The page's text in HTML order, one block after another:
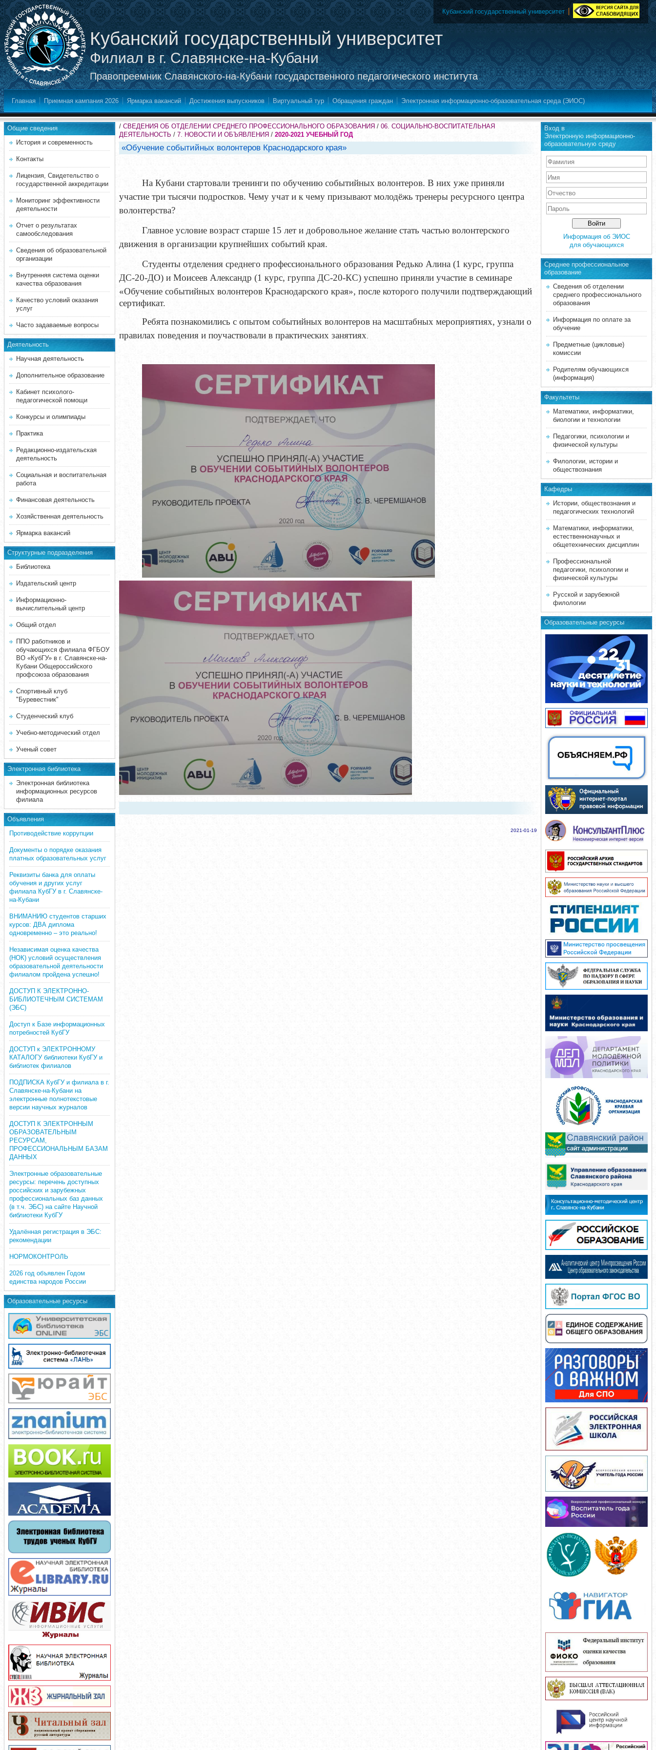
Кубанский государственный университет
Филиал в г. Славянске-на-Кубани
Правопреемник Славянского-на-Кубани государственного педагогического института
Кубанский государственный университет
Главная Приемная кампания 2026 Ярмарка вакансий Достижения выпускников Виртуальный тур Обращения граждан Электронная информационно-образовательная среда (ЭИОС)
Общие сведения
История и современность
Контакты
Лицензия, Свидетельство о
государственной аккредитации
Мониторинг эффективности
деятельности
Отчет о результатах
самообследования
Сведения об образовательной
организации
Внутренняя система оценки
качества образования
Качество условий оказания
услуг
Часто задаваемые вопросы
Деятельность
Научная деятельность
Дополнительное образование
Кабинет психолого-
педагогической помощи
Конкурсы и олимпиады
Практика
Редакционно-издательская
деятельность
Социальная и воспитательная
работа
Финансовая деятельность
Хозяйственная деятельность
Ярмарка вакансий
Структурные подразделения
Библиотека
Издательский центр
Информационно-
вычислительный центр
Общий отдел
ППО работников и
обучающихся филиала ФГБОУ
ВО «КубГУ» в г. Славянске-на-
Кубани Общероссийского
профсоюза образования
Спортивный клуб
"Буревестник"
Студенческий клуб
Учебно-методический отдел
Ученый совет
Электронная библиотека
Электронная библиотека
информационных ресурсов
филиала
Объявления
Противодействие коррупции
Документы о порядке оказания
платных образовательных услуг
Реквизиты банка для оплаты
обучения и других услуг
филиала КубГУ в г. Славянске-
на-Кубани
ВНИМАНИЮ студентов старших
курсов: ДВА диплома
одновременно – это реально!
Независимая оценка качества
(НОК) условий осуществления
образовательной деятельности
филиалом пройдена успешно!
ДОСТУП К ЭЛЕКТРОННО-
БИБЛИОТЕЧНЫМ СИСТЕМАМ
(ЭБС)
Доступ к Базе информационных
потребностей КубГУ
ДОСТУП к ЭЛЕКТРОННОМУ
КАТАЛОГУ библиотеки КубГУ и
библиотек филиалов
ПОДПИСКА КубГУ и филиала в г.
Славянске-на-Кубани на
электронные полнотекстовые
версии научных журналов
ДОСТУП К ЭЛЕКТРОННЫМ
ОБРАЗОВАТЕЛЬНЫМ
РЕСУРСАМ,
ПРОФЕССИОНАЛЬНЫМ БАЗАМ
ДАННЫХ
Электронные образовательные
ресурсы: перечень доступных
российских и зарубежных
профессиональных баз данных
(в т.ч. ЭБС) на сайте Научной
библиотеки КубГУ
Удалённая регистрация в ЭБС:
рекомендации
НОРМОКОНТРОЛЬ
2026 год объявлен Годом
единства народов России
Образовательные ресурсы
/ СВЕДЕНИЯ ОБ ОТДЕЛЕНИИ СРЕДНЕГО ПРОФЕССИОНАЛЬНОГО ОБРАЗОВАНИЯ / 06. СОЦИАЛЬНО-ВОСПИТАТЕЛЬНАЯ
ДЕЯТЕЛЬНОСТЬ / 7. НОВОСТИ И ОБЪЯВЛЕНИЯ / 2020-2021 УЧЕБНЫЙ ГОД
«Обучение событийных волонтеров Краснодарского края»
На Кубани стартовали тренинги по обучению событийных волонтеров. В них уже приняли
участие три тысячи подростков. Чему учат и к чему призывают молодёжь тренеры ресурсного центра
волонтерства?
Главное условие возраст старше 15 лет и добровольное желание стать частью волонтерского
движения в организации крупнейших событий края.
Студенты отделения среднего профессионального образования Редько Алина (1 курс, группа
ДС-20-ДО) и Моисеев Александр (1 курс, группа ДС-20-КС) успешно приняли участие в семинаре
«Обучение событийных волонтеров Краснодарского края», после которого получили подтверждающий
сертификат.
Ребятапознакомились с опытом событийных волонтеров на масштабных мероприятиях, узнали о
правилах поведения и поучаствовали в практических занятиях
2021-01-19
Вход в
Электронную информационно-
образовательную среду
Информация об ЭИОС
для обучающихся
Среднее професcиональное
образование
Сведения об отделении
среднего профессионального
образования
Информация по оплате за
обучение
Предметные (цикловые)
комиссии
Родителям обучающихся
(информация)
Факультеты
Математики, информатики,
биологии и технологии
Педагогики, психологии и
физической культуры
Филологии, истории и
обществознания
Кафедры
Истории, обществознания и
педагогических технологий
Математики, информатики,
естественнонаучных и
общетехнических дисциплин
Профессиональной
педагогики, психологии и
физической культуры
Русской и зарубежной
филологии
Образовательные ресурсы